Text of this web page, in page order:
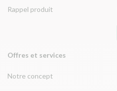
Rappel produit
Offres et services
Notre concept